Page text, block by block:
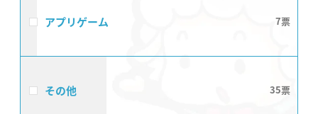
アプリゲーム 7
その他 35